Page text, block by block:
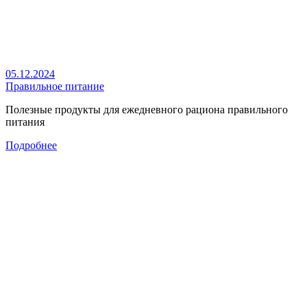
05.12.2024
Правильное питание
Полезные продукты для ежедневного рациона правильного
питания
Подробнее